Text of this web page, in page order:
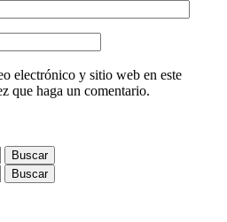
electrónico y sitio web en este
que haga un comentario.